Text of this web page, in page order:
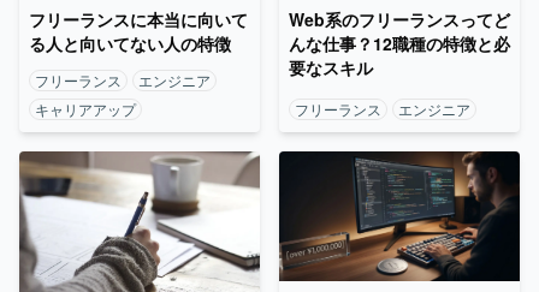
フリーランスに本当に向いて
る人と向いてない人の特徴
フリーランス
エンジニア
キャリアアップ
Web系のフリーランスってど
んな仕事？12職種の特徴と必
要なスキル
フリーランス エンジニア